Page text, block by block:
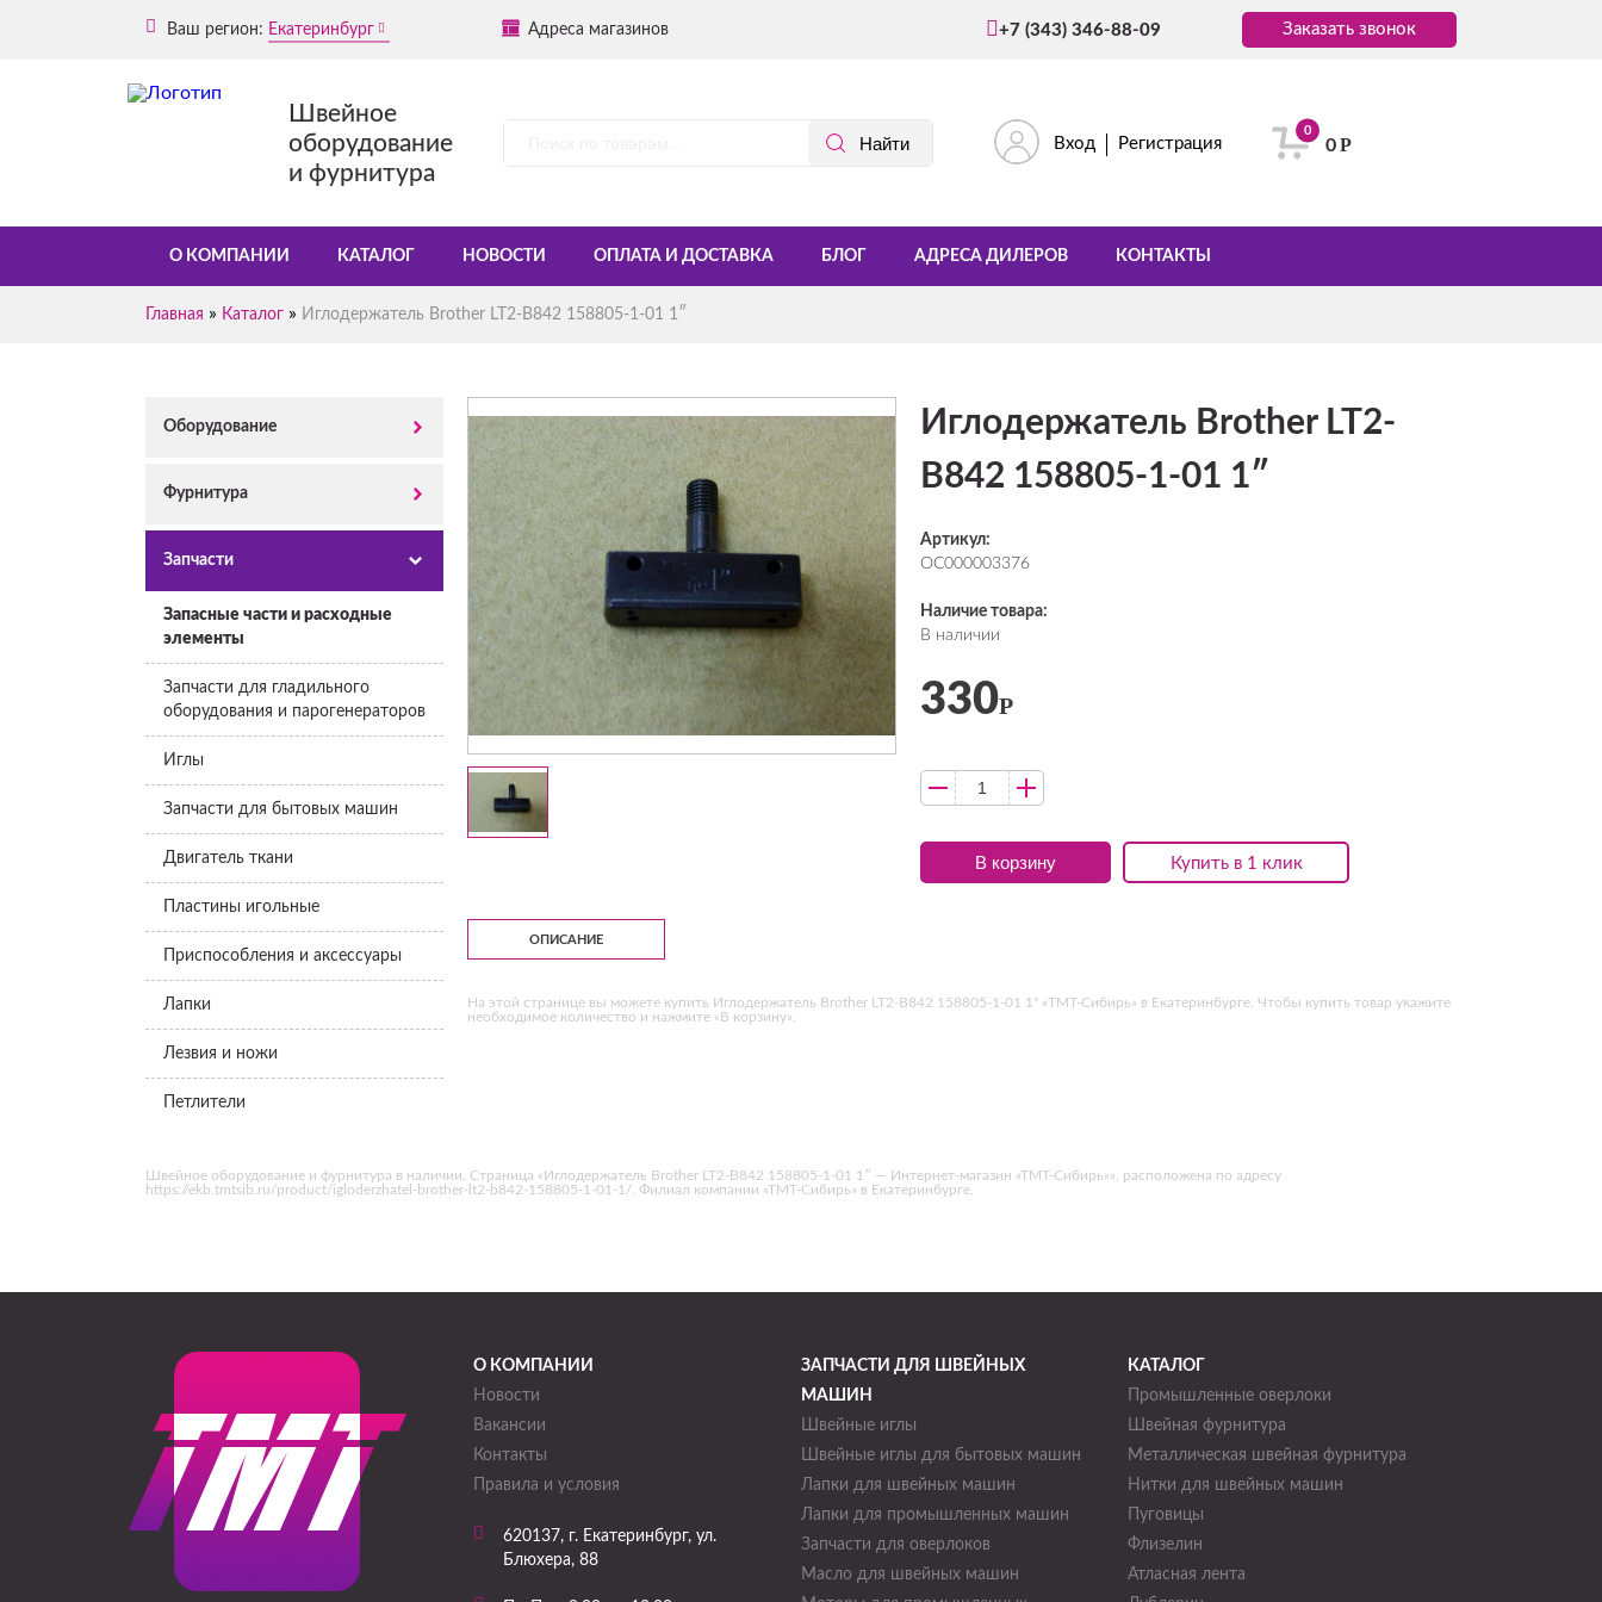
Ваш регион: Екатеринбург Адреса магазинов +7 (343) 346-88-09 Заказать звонок
Швейное
оборудование
и фурнитура
Вход Регистрация
0
0Р
О КОМПАНИИ КАТАЛОГ НОВОСТИ ОПЛАТА И ДОСТАВКА БЛОГ АДРЕСА ДИЛЕРОВ КОНТАКТЫ
Главная » Каталог » Иглодержатель Brother LT2-B842 158805-1-01 1″
Оборудование
Фурнитура
Запчасти
Запасные части и расходные
элементы
Запчасти для гладильного
оборудования и парогенераторов
Иглы
Запчасти для бытовых машин
Двигатель ткани
Пластины игольные
Приспособления и аксессуары
Лапки
Лезвия и ножи
Петлители
Иглодержатель Brother LT2-
B842 158805-1-01 1″
Артикул:
ОС000003376
Наличие товара:
В наличии
Купить в 1 клик
330Р
В корзину
ОПИСАНИЕ
На этой странице вы можете купить Иглодержатель Brother LT2-B842 158805-1-01 1" «ТМТ-Сибирь» в Екатеринбурге. Чтобы купить товар укажите
необходимое количество и нажмите «В корзину».
Швейное оборудование и фурнитура в наличии. Страница «Иглодержатель Brother LT2-B842 158805-1-01 1″ — Интернет-магазин «ТМТ-Сибирь»», расположена по адресу
https://ekb.tmtsib.ru/product/igloderzhatel-brother-lt2-b842-158805-1-01-1/. Филиал компании «ТМТ-Сибирь» в Екатеринбурге.
О КОМПАНИИ
Новости
Вакансии
Контакты
Правила и условия
620137, г. Екатеринбург, ул.
Блюхера, 88
ЗАПЧАСТИ ДЛЯ ШВЕЙНЫХ
МАШИН
Швейные иглы
Швейные иглы для бытовых машин
Лапки для швейных машин
Лапки для промышленных машин
Запчасти для оверлоков
Масло для швейных машин
КАТАЛОГ
Промышленные оверлоки
Швейная фурнитура
Металлическая швейная фурнитура
Нитки для швейных машин
Пуговицы
Флизелин
Атласная лента